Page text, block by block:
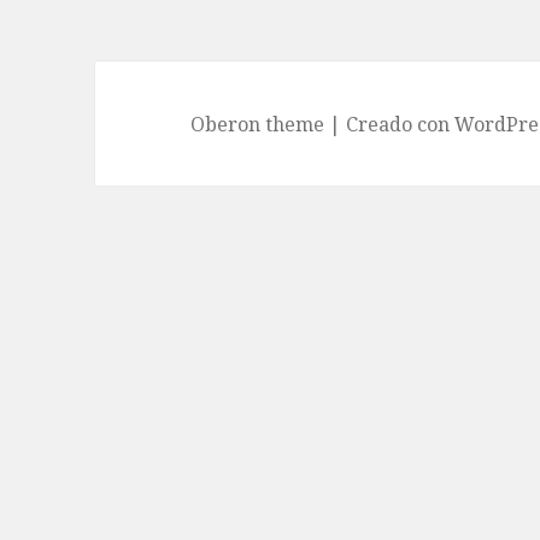
Oberon theme | Creado con